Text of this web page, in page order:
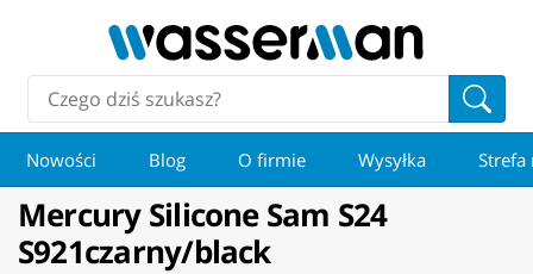
Nowości Blog O firmie Wysyłka Strefa
Mercury Silicone Sam S24
S921czarny/black